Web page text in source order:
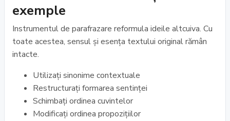
exemple
Instrumentul de parafrazare reformula ideile altcuiva. Cu
toate acestea, sensul și esența textului original rămân
intacte.
Utilizați sinonime contextuale
Restructurați formarea sentinței
Schimbați ordinea cuvintelor
Modificați ordinea propozițiilor